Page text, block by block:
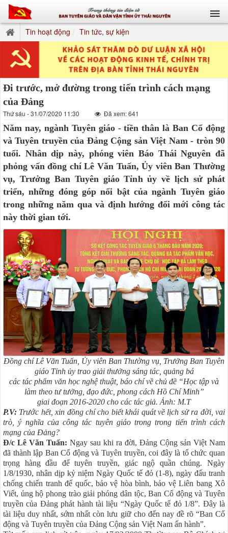
Tin hoạt động Tin tức, sự kiện
Đi trước, mở đường trong tiến trình cách mạng
của Đảng
Thứ sáu - 31/07/2020 11:30 Đã xem: 641
Năm nay, ngành Tuyên giáo - tiền thân là Ban Cổ động
và Tuyên truyền của Đảng Cộng sản Việt Nam - tròn 90
tuổi. Nhân dịp này, phóng viên Báo Thái Nguyên đã
phỏng vấn đồng chí Lê Văn Tuấn, Ủy viên Ban Thường
vụ, Trưởng Ban Tuyên giáo Tỉnh ủy về lịch sử phát
triển, những đóng góp nổi bật của ngành Tuyên giáo
trong những năm qua và định hướng đổi mới công tác
này thời gian tới.
Đồng chí Lê Văn Tuấn, Ủy viên Ban Thường vụ, Trưởng Ban Tuyên
giáo Tỉnh ủy trao giải thưởng sáng tác, quảng bá
các tác phẩm văn học nghệ thuật, báo chí về chủ đề “Học tập và
làm theo tư tưởng, đạo đức, phong cách Hồ Chí Minh”
giai đoạn 2016-2020 cho các tác giả. Ảnh: M.T
P.V: Trước hết, xin đồng chí cho biết khái quát về lịch sử ra đời, vai
trò, ý nghĩa của công tác tuyên giáo trong trong tiến trình cách
mạng của Đảng?
Đ/c Lê Văn Tuấn: Ngay sau khi ra đời, Đảng Cộng sản Việt Nam
đã thành lập Ban Cổ động và Tuyên truyền, coi đây là tổ chức quan
trọng hàng đầu để tuyên truyền, giác ngộ quần chúng. Ngày
1/8/1930, nhân dịp kỷ niệm Ngày Quốc tế đỏ (1-8), ngày đấu tranh
chống chiến tranh đế quốc, bảo vệ hòa bình, bảo vệ Liên bang Xô
Viết, ủng hộ phong trào giải phóng dân tộc, Ban Cổ động và Tuyên
truyền của Đảng phát hành tài liệu “Ngày Quốc tế đỏ 1/8”. Đây là
tài liệu duy nhất, sớm nhất còn lưu giữ cho đến nay đề rõ “Ban Cổ
động và Tuyên truyền của Đảng Cộng sản Việt Nam ấn hành”.